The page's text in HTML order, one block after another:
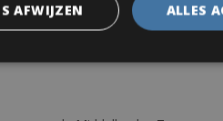
ALLES
AFWIJZEN